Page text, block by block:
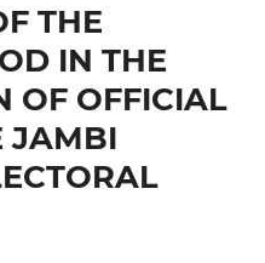
THE
IN THE
OF OFFICIAL
JAMBI